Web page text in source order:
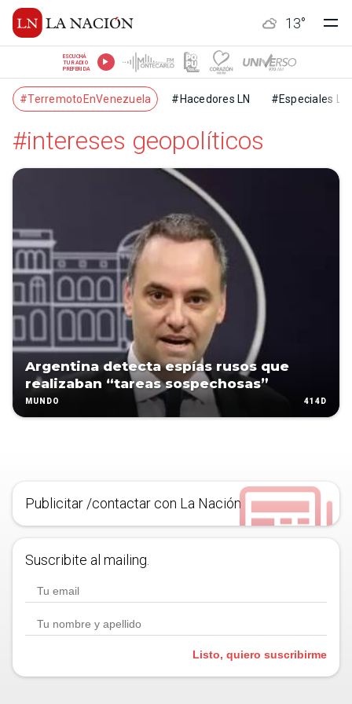
13°
ESCUCHÁ
TU RADIO
PREFERIDA
#TerremotoEnVenezuela #Hacedores LN #Especiales LN
#intereses geopolíticos
Argentina detecta espías rusos que
realizaban “tareas sospechosas”
MUNDO 414D
Publicitar /contactar con La Nación
Suscribite al mailing.
Listo, quiero suscribirme